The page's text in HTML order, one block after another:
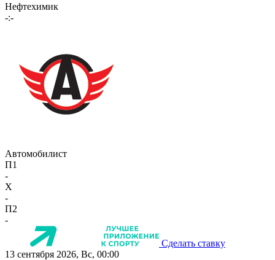
Нефтехимик
-:-
Автомобилист
П1
-
X
-
П2
-
Сделать ставку
13 сентября 2026, Вс, 00:00